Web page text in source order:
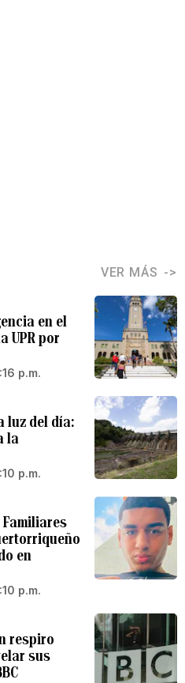
VER MÁS
en el
UPR por
p.m.
luz del día:
la
p.m.
Familiares
en
p.m.
respiro
sus